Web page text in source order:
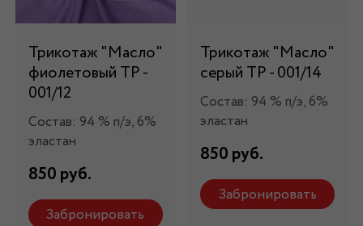
Трикотаж "Масло"
фиолетовый ТР -
001/12
Состав: 94 % п/э, 6%
эластан
850 руб.
Забронировать
Трикотаж "Масло"
серый ТР - 001/14
Состав: 94 % п/э, 6%
эластан
850 руб.
Забронировать